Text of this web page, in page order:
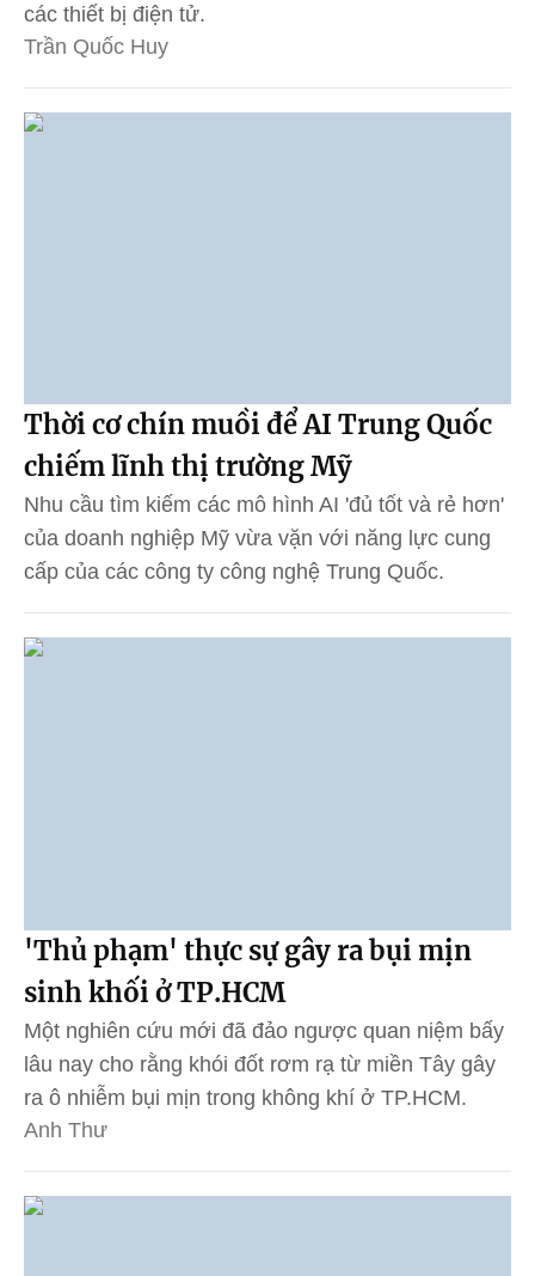
các thiết bị điện tử.
Trần Quốc Huy
Thời cơ chín muồi để AI Trung Quốc
chiếm lĩnh thị trường Mỹ
Nhu cầu tìm kiếm các mô hình AI 'đủ tốt và rẻ hơn'
của doanh nghiệp Mỹ vừa vặn với năng lực cung
cấp của các công ty công nghệ Trung Quốc.
'Thủ phạm' thực sự gây ra bụi mịn
sinh khối ở TP.HCM
Một nghiên cứu mới đã đảo ngược quan niệm bấy
lâu nay cho rằng khói đốt rơm rạ từ miền Tây gây
ra ô nhiễm bụi mịn trong không khí ở TP.HCM.
Anh Thư